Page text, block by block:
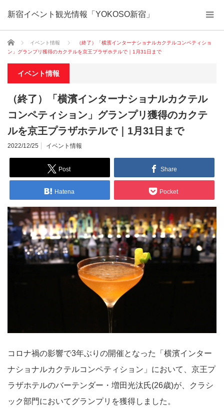
新宿イベント観光情報「YOKOSO新宿」
ホーム イベント情報
（終了）「横濱インターナショナルカクテルコンペティショ
ン」グランプリ獲得のカクテルを京王プラザホテルで｜1月31日まで
イベント情報
（終了）「横濱インターナショナルカクテル
コンペティション」グランプリ獲得のカクテ
ルを京王プラザホテルで｜1月31日まで
2022/12/25 イベント情報
Post Share
Hatena Pocket
コロナ禍の影響で3年ぶりの開催となった「横濱インター
ナショナルカクテルコンペティション」において、京王プ
ラザホテルのバーテンダー・増田光汰氏(26歳)が、クラシ
ック部門においてグランプリを獲得しました。